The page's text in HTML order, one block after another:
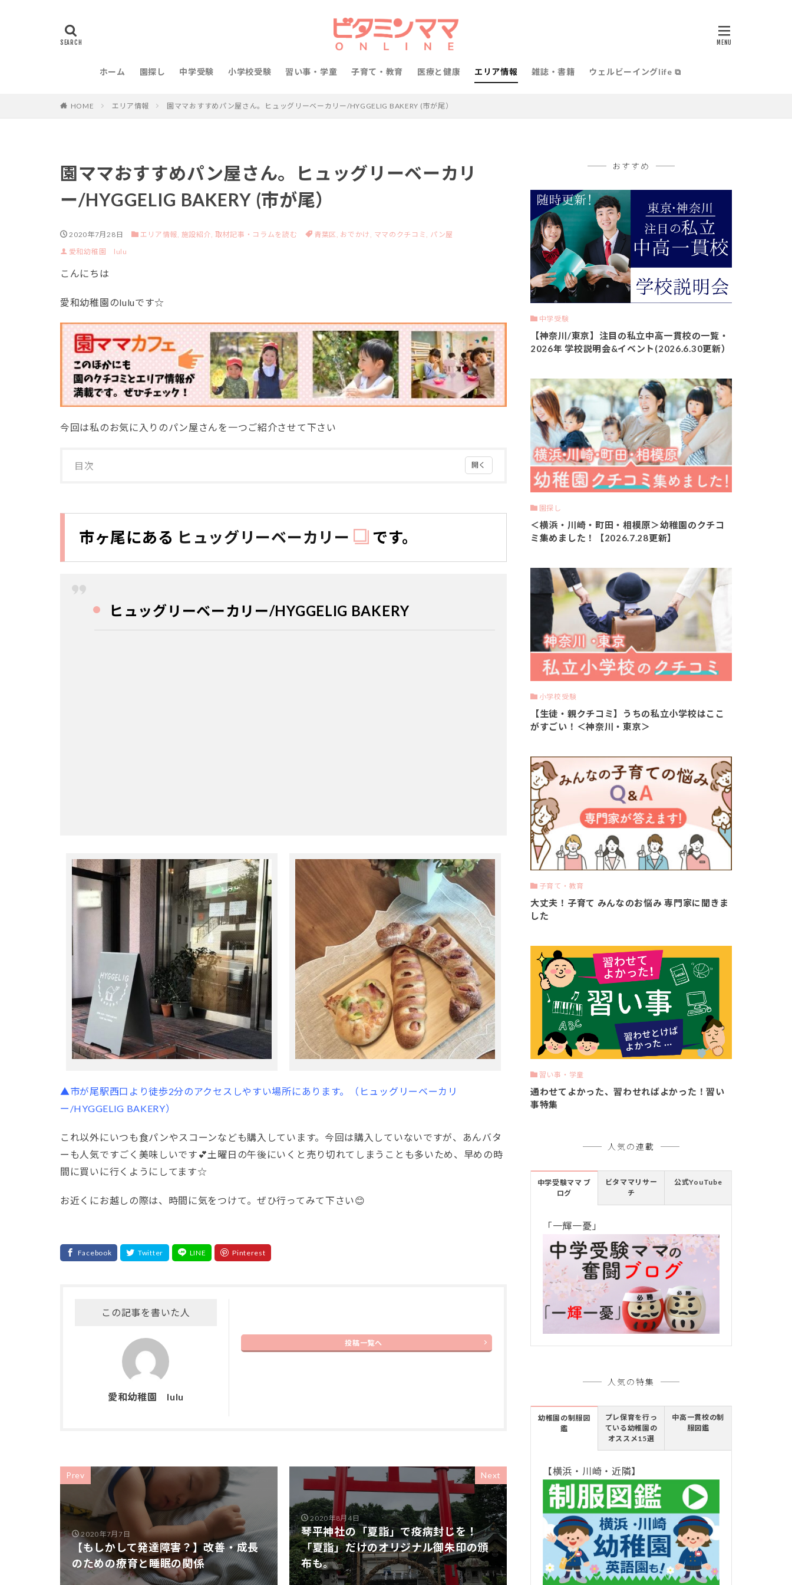
ホーム 園探し 中学受験 小学校受験 習い事・学童 子育て・教育 医療と健康 エリア情報 雑誌・書籍 ウェルビーイングlife ⧉
HOME エリア情報 園ママおすすめパン屋さん。ヒュッグリーベーカリー/HYGGELIG BAKERY (市が尾）
園ママおすすめパン屋さん。ヒュッグリーベーカリ
ー/HYGGELIG BAKERY (市が尾）
2020年7月28日 エリア情報, 施設紹介, 取材記事・コラムを読む 青葉区, おでかけ, ママのクチコミ, パン屋
愛和幼稚園 lulu
こんにちは
愛和幼稚園のluluです☆
今回は私のお気に入りのパン屋さんを一つご紹介させて下さい
目次
尾に
ヒュ
リー
す。
1.1
ヒュッグ
市ヶ尾にある ヒュッグリーベーカリー です。
ヒュッグリーベーカリー/HYGGELIG BAKERY
▲市が尾駅西口より徒歩2分のアクセスしやすい場所にあります。（ヒュッグリーベーカリ
ー/HYGGELIG BAKERY）
これ以外にいつも食パンやスコーンなども購入しています。今回は購入していないですが、あんバタ
ーも人気ですごく美味しいです💕土曜日の午後にいくと売り切れてしまうことも多いため、早めの時
間に買いに行くようにしてます☆
お近くにお越しの際は、時間に気をつけて。ぜひ行ってみて下さい😊
この記事を書いた人
愛和幼稚園 lulu
投稿一覧へ
Prev
2020年7月7日
【もしかして発達障害？】改善・成長
のための療育と睡眠の関係
Next
2020年8月4日
琴平神社の「夏詣」で疫病封じを！
「夏詣」だけのオリジナル御朱印の頒
布も。
おすすめ
中学受験
【神奈川/東京】注目の私立中高一貫校の一覧・
2026年 学校説明会&イベント(2026.6.30更新）
園探し
＜横浜・川崎・町田・相模原＞幼稚園のクチコ
ミ集めました！【2026.7.28更新】
小学校受験
【生徒・親クチコミ】うちの私立小学校はここ
がすごい！＜神奈川・東京＞
子育て・教育
大丈夫！子育て みんなのお悩み 専門家に聞きま
した
習い事・学童
通わせてよかった、習わせればよかった！習い
事特集
人気の連載
中学受験ママ ブ
ログ
ビタママリサー
チ
公式YouTube
「一輝一憂」
人気の特集
幼稚園の制服図
鑑
プレ保育を行っ
ている幼稚園の
オススメ15選
中高一貫校の制
服図鑑
【横浜・川崎・近隣】